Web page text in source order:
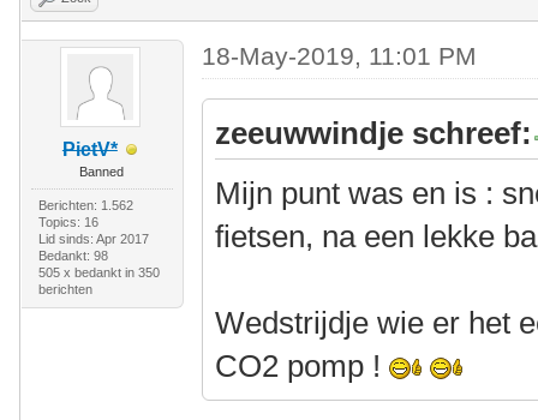
PietV*
Banned
Berichten: 1.562
Topics: 16
Lid sinds: Apr 2017
Bedankt: 98
505 x bedankt in 350
berichten
18-May-2019, 11:01 PM
zeeuwwindje schreef:
Mijn punt was en is :
fietsen, na een lekke
Wedstrijdje wie er het
CO2 pomp !